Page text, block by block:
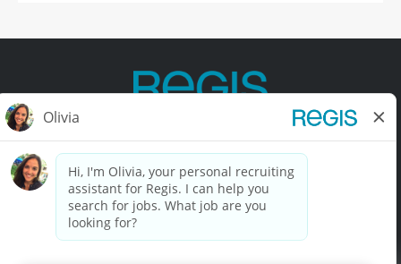
Contact Us Terms of Use Privacy Policy
California Privacy Policy California Collection Notice
Do Not Sell My Info